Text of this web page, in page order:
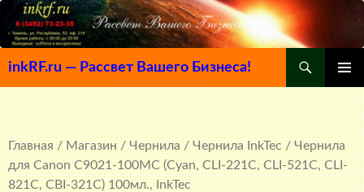
inkRF.ru — Рассвет Вашего Бизнеса!
МЕНЮ
К
СОДЕРЖИМОМУ
Главная/Магазин/Чернила/Чернила InkTec/ Чернила
для Canon C9021-100MC (Cyan, CLI-221С, CLI-521С, CLI-
821С, CBI-321С) 100мл., InkTec